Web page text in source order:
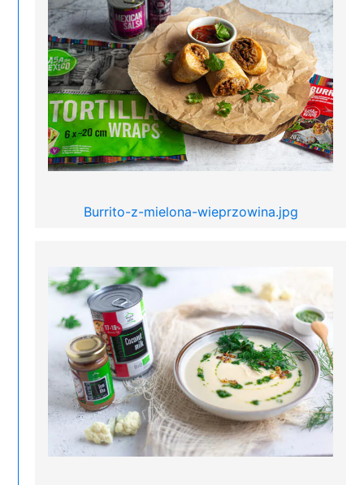
Burrito-z-mielona-wieprzowina.jpg